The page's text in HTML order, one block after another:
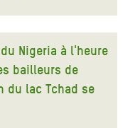
Nigeria à l'heure
bailleurs de
du lac Tchad se